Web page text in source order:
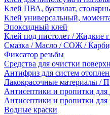
Клей ПВА, бустилат,
Клей универсальный,
Эпоксидный клей
Клей под пистолет / Жидкие
Смазка / Масло / СОЖ /
Фиксатор резьбы
Средства для очистки
Антифриз для систем
Лакокрасочные материалы /
Антисептики и пропитки для
Антисептики и пропитки для
Водные краски